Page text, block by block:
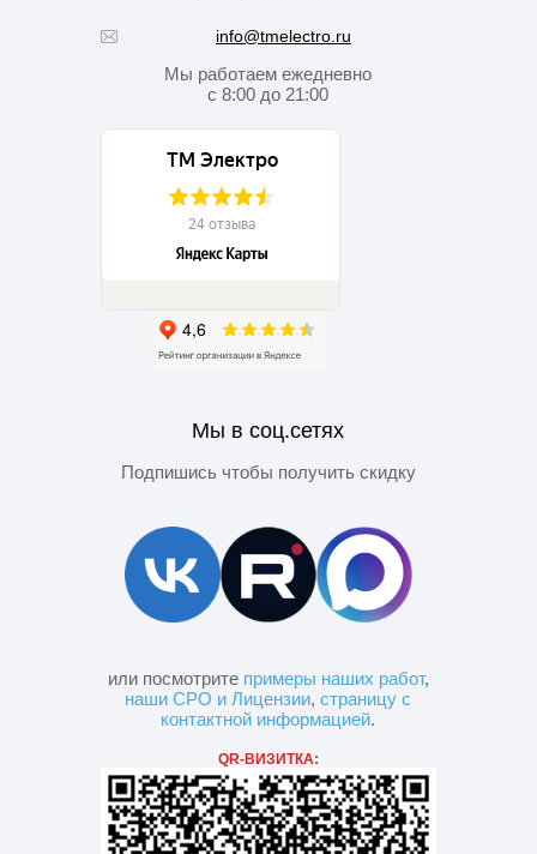
info@tmelectro.ru
Мы работаемежедневно
с 8:00 до 21:00
Мы в соц.сетях
Подпишись чтобы получить скидку
или посмотрите примеры наших работ,
наши СРО и Лицензии,страницу с
контактной информацией.
QR-ВИЗИТКА: